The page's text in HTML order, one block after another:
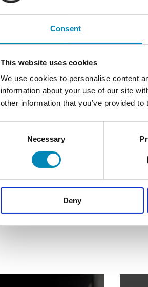
Consent
This website uses cookies
We use cookies to personalise content
information about your use of our site
other information that you’ve provided
Necessary
Deny